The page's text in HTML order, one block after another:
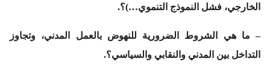
الخارجي، فشل النموذج التنموي…)؟.
– ما هي الشروط الضرورية للنهوض بالعمل المدني، وتجاوز
التداخل بين المدني والنقابي والسياسي؟.